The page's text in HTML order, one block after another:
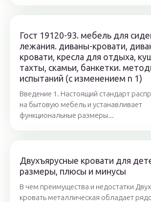
Гост 19120-93. мебель для
лежания. диваны-кровати,
кровати, кресла для отдыха,
тахты, скамьи, банкетки.
испытаний (с изменением n 1)
Введение 1. Настоящий стандарт
на бытовую мебель и устанавливает
функциональные размеры...
Двухъярусные кровати для
размеры, плюсы и минусы
В чем преимущества и недостатки
кровать металлическая обладает